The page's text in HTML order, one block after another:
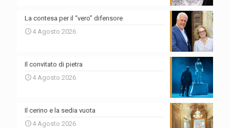
La contesa per il “vero” difensore
4 Agosto 2026
Il convitato di pietra
4 Agosto 2026
Il cerino e la sedia vuota
4 Agosto 2026